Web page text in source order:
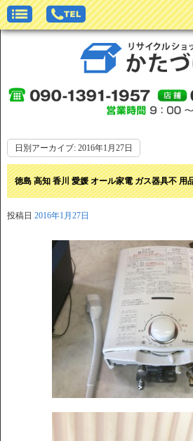
日別アーカイブ: 2016年1月27日
徳島 高知 香川 愛媛 オール家電 ガス器具不 用
投稿日 2016年1月27日